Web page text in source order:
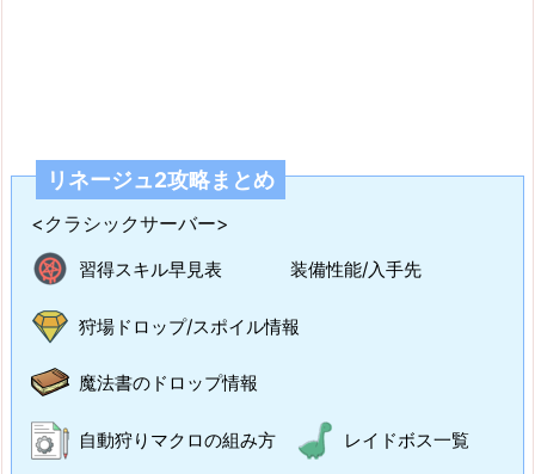
リネージュ2攻略まとめ
<クラシックサーバー>
習得スキル早見表 装備性能/入手先
狩場ドロップ/スポイル情報
魔法書のドロップ情報
自動狩りマクロの組み方 レイドボス一覧